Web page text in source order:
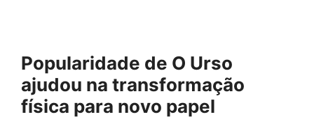
Popularidade de O Urso
ajudou na transformação
física para novo papel